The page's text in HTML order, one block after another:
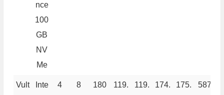
nce
100
GB
NV
Me
Vult
Inte
4 8 180
119.
119.
174.
175.
587